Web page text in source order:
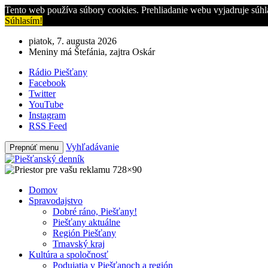
Tento web používa súbory cookies. Prehliadanie webu vyjadruje
Súhlasím!
piatok, 7. augusta 2026
Meniny má Štefánia, zajtra Oskár
Rádio Piešťany
Facebook
Twitter
YouTube
Instagram
RSS Feed
Prepnúť menu Vyhľadávanie
Domov
Spravodajstvo
Dobré ráno, Piešťany!
Piešťany aktuálne
Región Piešťany
Trnavský kraj
Kultúra a spoločnosť
Podujatia v Piešťanoch a región